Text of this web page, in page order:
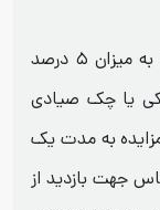
نوع و مبلغ تضمین سپرده شرکت در مزایده به میزان ۵ درصد
یا چک صیادی
به مدت یک
جهت بازدید از